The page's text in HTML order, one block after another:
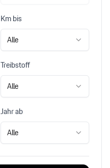
Km bis
Alle
Treibstoff
Alle
Jahr ab
Alle